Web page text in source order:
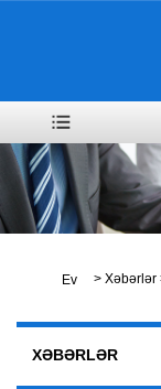
Ev > Xəbərlər
XƏBƏRLƏR